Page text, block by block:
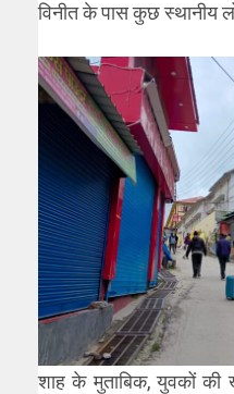
विनीत के पास कुछ स्थानीय
शाह के मुताबिक, युवकों की